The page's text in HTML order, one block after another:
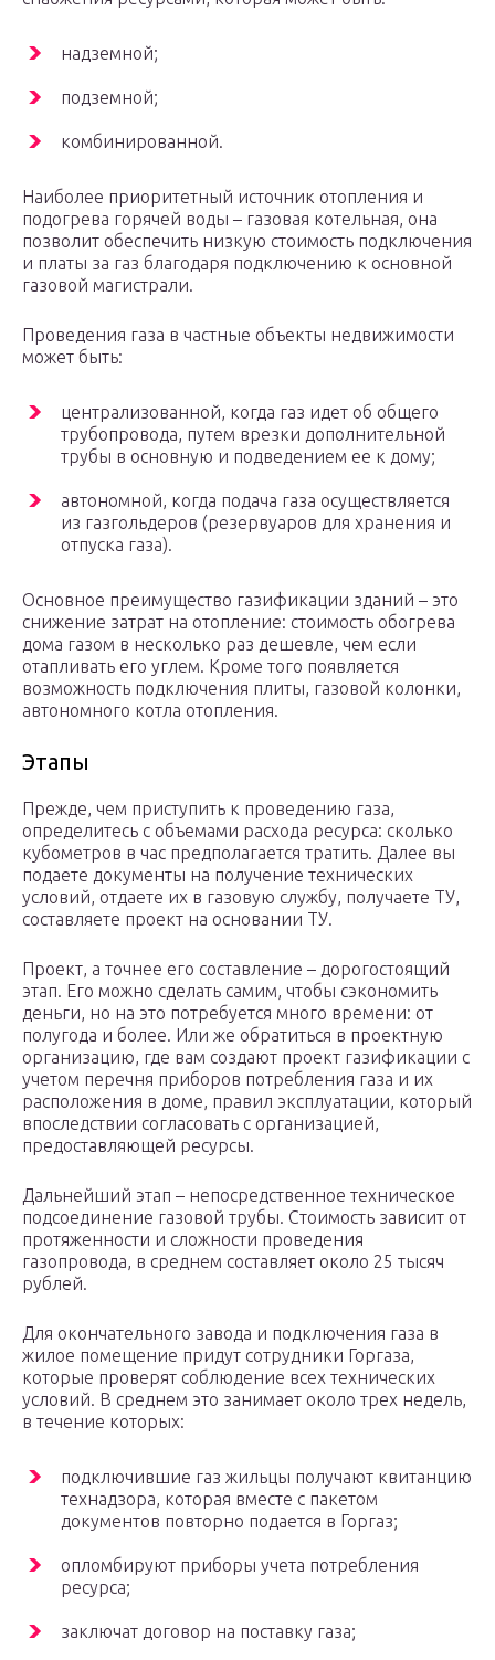
надземной;
подземной;
комбинированной.
Наиболее приоритетный источник отопления и
подогрева горячей воды – газовая котельная, она
позволит обеспечить низкую стоимость подключения
и платы за газ благодаря подключению к основной
газовой магистрали.
Проведения газа в частные объекты недвижимости
может быть:
централизованной, когда газ идет об общего
трубопровода, путем врезки дополнительной
трубы в основную и подведением ее к дому;
автономной, когда подача газа осуществляется
из газгольдеров (резервуаров для хранения и
отпуска газа).
Основное преимущество газификации зданий – это
снижение затрат на отопление: стоимость обогрева
дома газом в несколько раз дешевле, чем если
отапливать его углем. Кроме того появляется
возможность подключения плиты, газовой колонки,
автономного котла отопления.
Этапы
Прежде, чем приступить к проведению газа,
определитесь с объемами расхода ресурса: сколько
кубометров в час предполагается тратить. Далее вы
подаете документы на получение технических
условий, отдаете их в газовую службу, получаете ТУ,
составляете проект на основании ТУ.
Проект, а точнее его составление – дорогостоящий
этап. Его можно сделать самим, чтобы сэкономить
деньги, но на это потребуется много времени: от
полугода и более. Или же обратиться в проектную
организацию, где вам создают проект газификации с
учетом перечня приборов потребления газа и их
расположения в доме, правил эксплуатации, который
впоследствии согласовать с организацией,
предоставляющей ресурсы.
Дальнейший этап – непосредственное техническое
подсоединение газовой трубы. Стоимость зависит от
протяженности и сложности проведения
газопровода, в среднем составляет около 25 тысяч
рублей.
Для окончательного завода и подключения газа в
жилое помещение придут сотрудники Горгаза,
которые проверят соблюдение всех технических
условий. В среднем это занимает около трех недель,
в течение которых:
подключившие газ жильцы получают квитанцию
технадзора, которая вместе с пакетом
документов повторно подается в Горгаз;
опломбируют приборы учета потребления
ресурса;
заключат договор на поставку газа;